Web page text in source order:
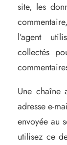
site, les
l’agent
collectés
Une chaîne
adresse e-
envoyée au
utilisez ce